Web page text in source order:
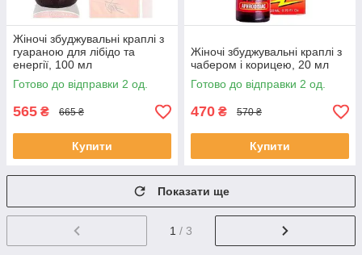
Жіночі збуджувальні краплі з
гуараною для лібідо та
енергії, 100 мл
Готово до відправки 2 од.
565 ₴ 665 ₴
Купити
Жіночі збуджувальні краплі з
чабером і корицею, 20 мл
Готово до відправки 2 од.
470 ₴ 570 ₴
Купити
Показати ще
1 / 3